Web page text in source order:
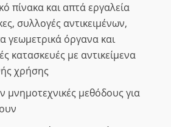
πίνακα και απτά εργαλεία
συλλογές αντικειμένων,
γεωμετρικά όργανα και
κατασκευές με αντικείμενα
χρήσης
μνημοτεχνικές μεθόδους για